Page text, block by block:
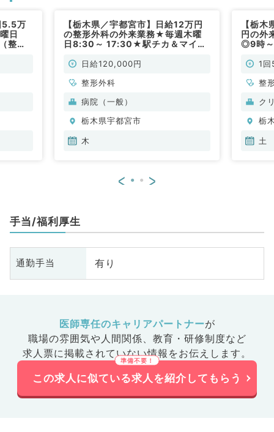
5.5万
日
整形
【栃木県／宇都宮市】日給12万円
の整形外科の外来業務★毎週木曜
日8:30～ 17:30★駅チカ＆マイカ
日給120,000円
整形外科
病院（一般）
栃木県宇都宮市
木
【栃
円の外
◎9時～
1
整
ク
栃
土
< >
手当/福利厚生
通勤手当 有り
医師専任のキャリアパートナーが
職場の雰囲気や人間関係、 教育・研修制度など
求人票に掲載されていない情報をお伝えします。
この求人に似ている求人を紹介してもらう